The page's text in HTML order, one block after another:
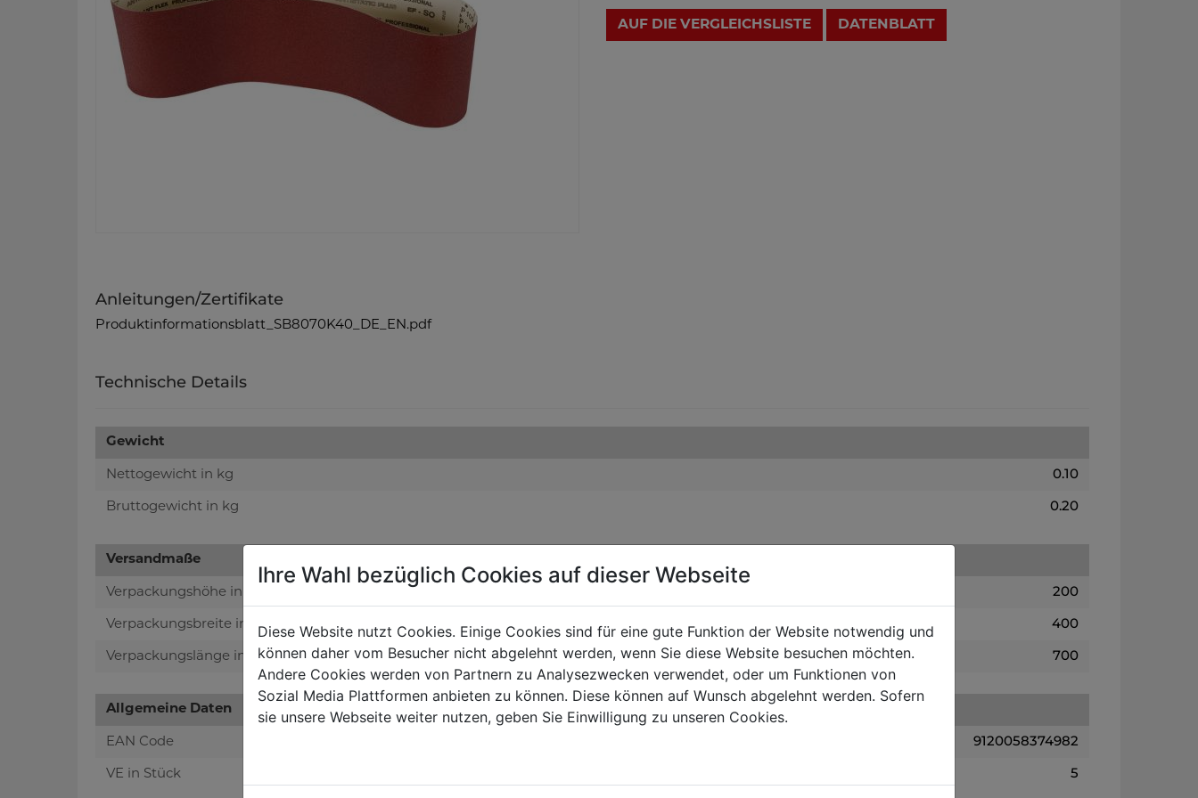
Anleitungen/Zertifikate
Produktinformationsblatt_SB8070K40_DE_EN.pdf
AUF DIE VERGLEICHSLISTE DATENBLATT
Technische Details
Gewicht
Nettogewicht in kg 0.10
Bruttogewicht in kg 0.20
Versandmaße
Verpackungshöhe in mm 200
Verpackungsbreite in mm 400
Verpackungslänge in mm 700
Allgemeine Daten
EAN Code 9120058374982
VE in Stück 5
Ihre Wahl bezüglich Cookies auf dieser Webseite
Diese Website nutzt Cookies. Einige Cookies sind für eine gute Funktion der Website notwendig und
können daher vom Besucher nicht abgelehnt werden, wenn Sie diese Website besuchen möchten.
Andere Cookies werden von Partnern zu Analysezwecken verwendet, oder um Funktionen von
Sozial Media Plattformen anbieten zu können. Diese können auf Wunsch abgelehnt werden. Sofern
sie unsere Webseite weiter nutzen, geben Sie Einwilligung zu unseren Cookies.